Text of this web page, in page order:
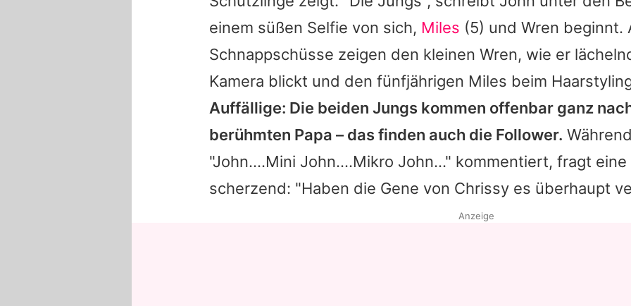
einem süßen Selfie von sich, Miles (5) und Wren beginnt.
Schnappschüsse zeigen den kleinen Wren, wie er
Kamera blickt und den fünfjährigen Miles beim
Auffällige: Die beiden Jungs kommen offenbar ganz
berühmten Papa – das finden auch die Follower.
"John....Mini John....Mikro John..." kommentiert, fragt
scherzend: "Haben die Gene von Chrissy es überhaupt
Anzeige